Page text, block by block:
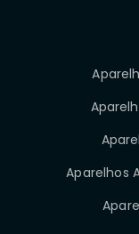
Aparelhos